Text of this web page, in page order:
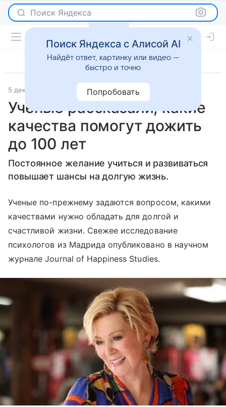
Поиск Яндекса
5 декабря 2023 Super.ru О важном
Ученые рассказали, какие
качества помогут дожить
до 100 лет
Постоянное желание учиться и развиваться
повышает шансы на долгую жизнь.
Ученые по-прежнему задаются вопросом, какими
качествами нужно обладать для долгой и
счастливой жизни. Свежее исследование
психологов из Мадрида опубликовано в научном
журнале Journal of Happiness Studies.
Поиск Яндекса с Алисой AI
Найдёт ответ, картинку или видео —
быстро и точно
Попробовать